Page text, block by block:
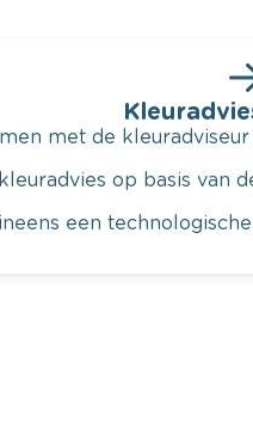
met de
op basis van
een